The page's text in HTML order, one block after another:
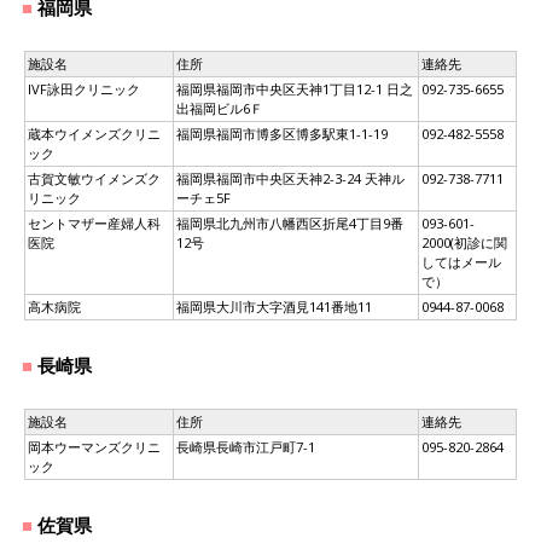
福岡県
施設名 住所
連絡先
IVF詠田クリニック
福岡県福岡市中央区天神1丁目12-1 日之
出福岡ビル6Ｆ
092-735-6655
蔵本ウイメンズクリニ
ック
福岡県福岡市博多区博多駅東1-1-19 092-482-5558
古賀文敏ウイメンズク
リニック
福岡県福岡市中央区天神2-3-24 天神ル
ーチェ5F
092-738-7711
セントマザー産婦人科
医院
福岡県北九州市八幡西区折尾4丁目9番
12号
093-601-
2000(初診に関
してはメール
で）
高木病院
福岡県大川市大字酒見141番地11 0944-87-0068
長崎県
施設名 住所
連絡先
岡本ウーマンズクリニ
ック
長崎県長崎市江戸町7-1 095-820-2864
佐賀県